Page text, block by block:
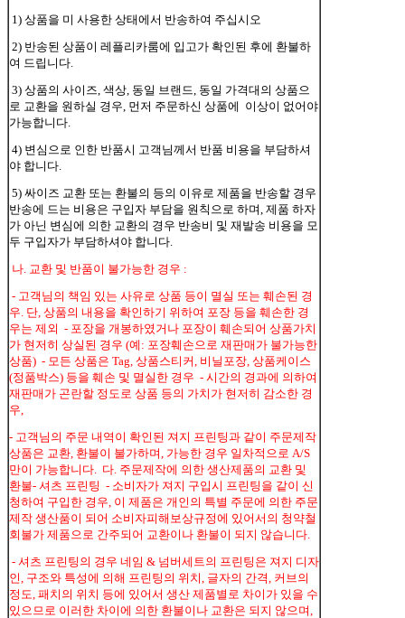
1) 상품을 미 사용한 상태에서 반송하여 주십시오
2) 반송된 상품이 레플리카룸에 입고가 확인된 후에 환불하
여 드립니다.
3) 상품의 사이즈, 색상, 동일 브랜드, 동일 가격대의 상품으
로 교환을 원하실 경우, 먼저 주문하신 상품에 이상이 없어야
가능합니다.
4) 변심으로 인한 반품시 고객님께서 반품 비용을 부담하셔
야 합니다.
5) 싸이즈 교환 또는 환불의 등의 이유로 제품을 반송할 경우
반송에 드는 비용은 구입자 부담을 원칙으로 하며, 제품 하자
가 아닌 변심에 의한 교환의 경우 반송비 및 재발송 비용을 모
두 구입자가 부담하셔야 합니다.
나. 교환 및 반품이 불가능한 경우 :
- 고객님의 책임 있는 사유로 상품 등이 멸실 또는 훼손된 경
우. 단, 상품의 내용을 확인하기 위하여 포장 등을 훼손한 경
우는 제외 - 포장을 개봉하였거나 포장이 훼손되어 상품가치
가 현저히 상실된 경우 (예: 포장훼손으로 재판매가 불가능한
상품) - 모든 상품은 Tag, 상품스티커, 비닐포장, 상품케이스
(정품박스) 등을 훼손 및 멸실한 경우 - 시간의 경과에 의하여
재판매가 곤란할 정도로 상품 등의 가치가 현저히 감소한 경
우,
- 고객님의 주문 내역이 확인된 져지 프린팅과 같이 주문제작
상품은 교환, 환불이 불가하며, 가능한 경우 일차적으로 A/S
만이 가능합니다. 다. 주문제작에 의한 생산제품의 교환 및
환불- 셔츠 프린팅 - 소비자가 져지 구입시 프린팅을 같이 신
청하여 구입한 경우, 이 제품은 개인의 특별 주문에 의한 주문
제작 생산품이 되어 소비자피해보상규정에 있어서의 청약철
회불가 제품으로 간주되어 교환이나 환불이 되지 않습니다.
- 셔츠 프린팅의 경우 네임 & 넘버세트의 프린팅은 져지 디자
인, 구조와 특성에 의해 프린팅의 위치, 글자의 간격, 커브의
정도, 패치의 위치 등에 있어서 생산 제품별로 차이가 있을 수
있으므로 이러한 차이에 의한 환불이나 교환은 되지 않으며,